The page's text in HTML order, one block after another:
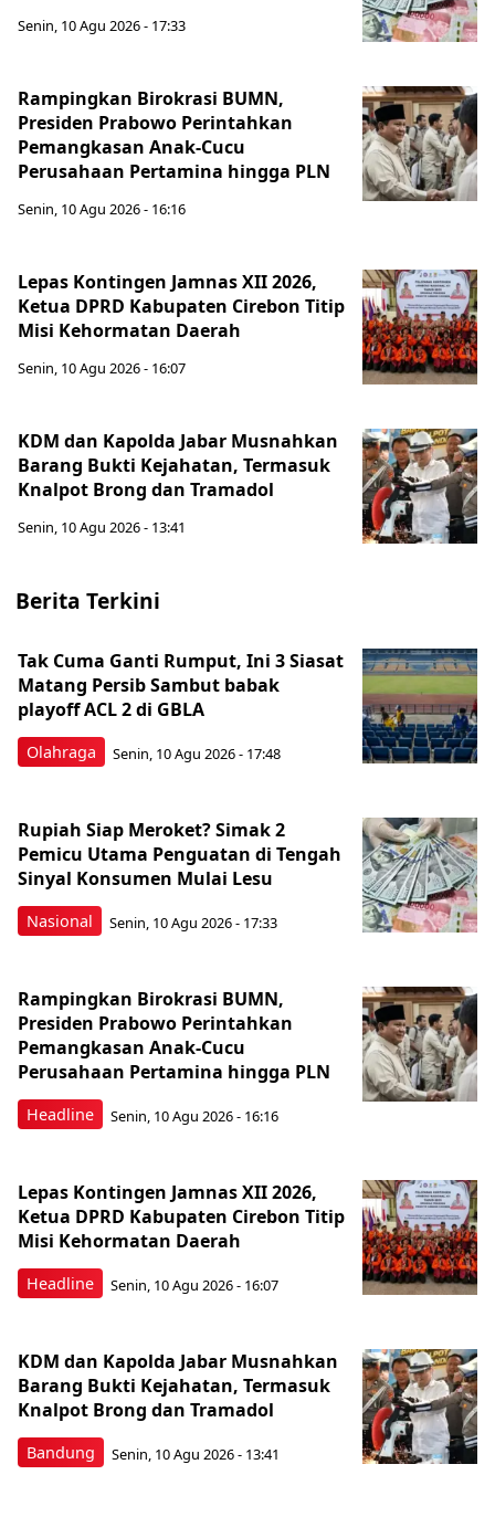
Senin, 10 Agu 2026 - 17:33
Rampingkan Birokrasi BUMN,
Presiden Prabowo Perintahkan
Pemangkasan Anak-Cucu
Perusahaan Pertamina hingga PLN
Senin, 10 Agu 2026 - 16:16
Lepas Kontingen Jamnas XII 2026,
Ketua DPRD Kabupaten Cirebon Titip
Misi Kehormatan Daerah
Senin, 10 Agu 2026 - 16:07
KDM dan Kapolda Jabar Musnahkan
Barang Bukti Kejahatan, Termasuk
Knalpot Brong dan Tramadol
Senin, 10 Agu 2026 - 13:41
Berita Terkini
Olahraga
Tak Cuma Ganti Rumput, Ini 3 Siasat
Matang Persib Sambut babak
playoff ACL 2 di GBLA
Senin, 10 Agu 2026 - 17:48
Nasional
Rupiah Siap Meroket? Simak 2
Pemicu Utama Penguatan di Tengah
Sinyal Konsumen Mulai Lesu
Senin, 10 Agu 2026 - 17:33
Headline
Rampingkan Birokrasi BUMN,
Presiden Prabowo Perintahkan
Pemangkasan Anak-Cucu
Perusahaan Pertamina hingga PLN
Senin, 10 Agu 2026 - 16:16
Headline
Lepas Kontingen Jamnas XII 2026,
Ketua DPRD Kabupaten Cirebon Titip
Misi Kehormatan Daerah
Senin, 10 Agu 2026 - 16:07
Bandung
KDM dan Kapolda Jabar Musnahkan
Barang Bukti Kejahatan, Termasuk
Knalpot Brong dan Tramadol
Senin, 10 Agu 2026 - 13:41